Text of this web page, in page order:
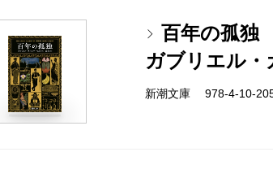
百年の孤独
ガブリエル・
新潮文庫 978-4-10-